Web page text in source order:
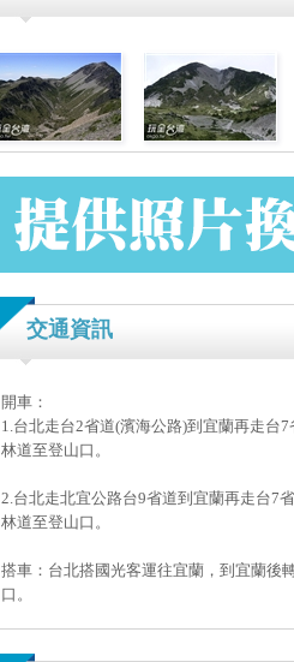
交通資訊
開車：
1.台北走台2省道(濱海公路)到宜蘭再走台
林道至登山口。
2.台北走北宜公路台9省道到宜蘭再走台7
林道至登山口。
搭車：台北搭國光客運往宜蘭，到宜蘭後
口。